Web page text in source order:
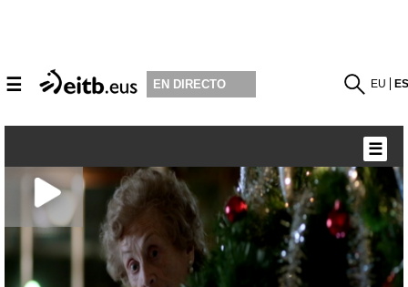
☰ EN DIRECTO EU
☰